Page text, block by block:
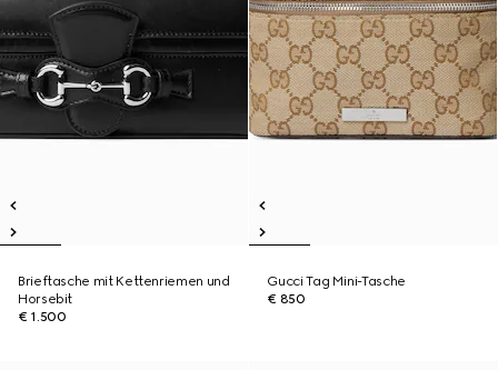
Brieftasche mit Kettenriemen und
Horsebit
€ 1.500
Gucci Tag Mini-Tasche
€ 850